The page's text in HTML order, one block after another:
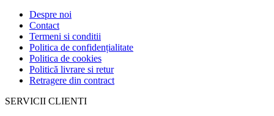
Despre noi
Contact
Termeni si conditii
Politica de confidențialitate
Politica de cookies
Politică livrare si retur
Retragere din contract
SERVICII CLIENTI